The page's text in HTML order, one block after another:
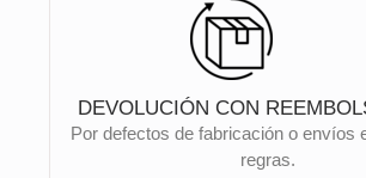
DEVOLUCIÓN CON
Por defectos de fabricación o envíos
regras.